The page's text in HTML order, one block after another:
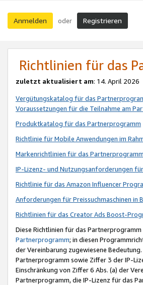
Anmelden oder Registrieren
Richtlinien für das
zuletzt aktualisiert am: 14. April 2026
Vergütungskatalog für das
Voraussetzungen für die Teilnahme am
Produktkatalog für das Partnerprogramm
Richtlinie für Mobile Anwendungen im
Markenrichtlinien für das Partnerprogramm
IP-Lizenz- und Nutzungsanforderungen
Richtlinie für das Amazon Influencer
Anforderungen für Preissuchmaschinen in
Richtlinien für das Creator Ads Boost-
Diese Richtlinien für das Partnerprogramm
Partnerprogramm; in diesen
der Vereinbarung zugewiesene
Partnerprogramm sowie Ziffer 3 der IP-
Einschränkung von Ziffer 6 Abs. (a) der
Partnerprogramm, die IP-Lizenz für das